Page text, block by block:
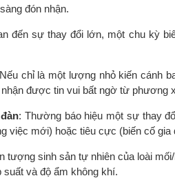
đón nhận.
đến sự thay đổi lớn, một chu kỳ
chỉ là một lượng nhỏ kiến cánh
được tin vui bất ngờ từ phương
: Thường báo hiệu một sự thay
việc mới) hoặc tiêu cực (biến cố gia
tượng sinh sản tự nhiên của loài
và độ ẩm không khí.